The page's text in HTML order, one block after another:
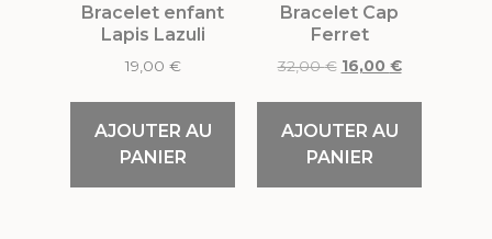
Bracelet enfant
Lapis Lazuli
19,00 €
AJOUTER AU
PANIER
Bracelet Cap
Ferret
32,00€ 16,00 €
AJOUTER AU
PANIER